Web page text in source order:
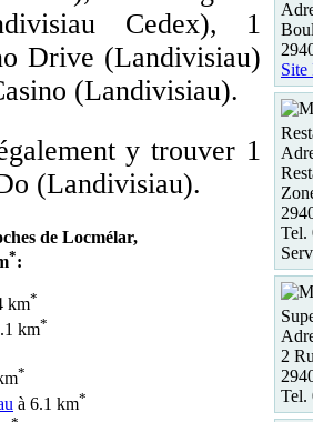
Cedex), 1
Drive (Landivisiau)
(Landivisiau).
y trouver 1
(Landivisiau).
de Locmélar,
*:
km*
km*
*
à 6.1 km*
Site
Tel.
2
Tel.